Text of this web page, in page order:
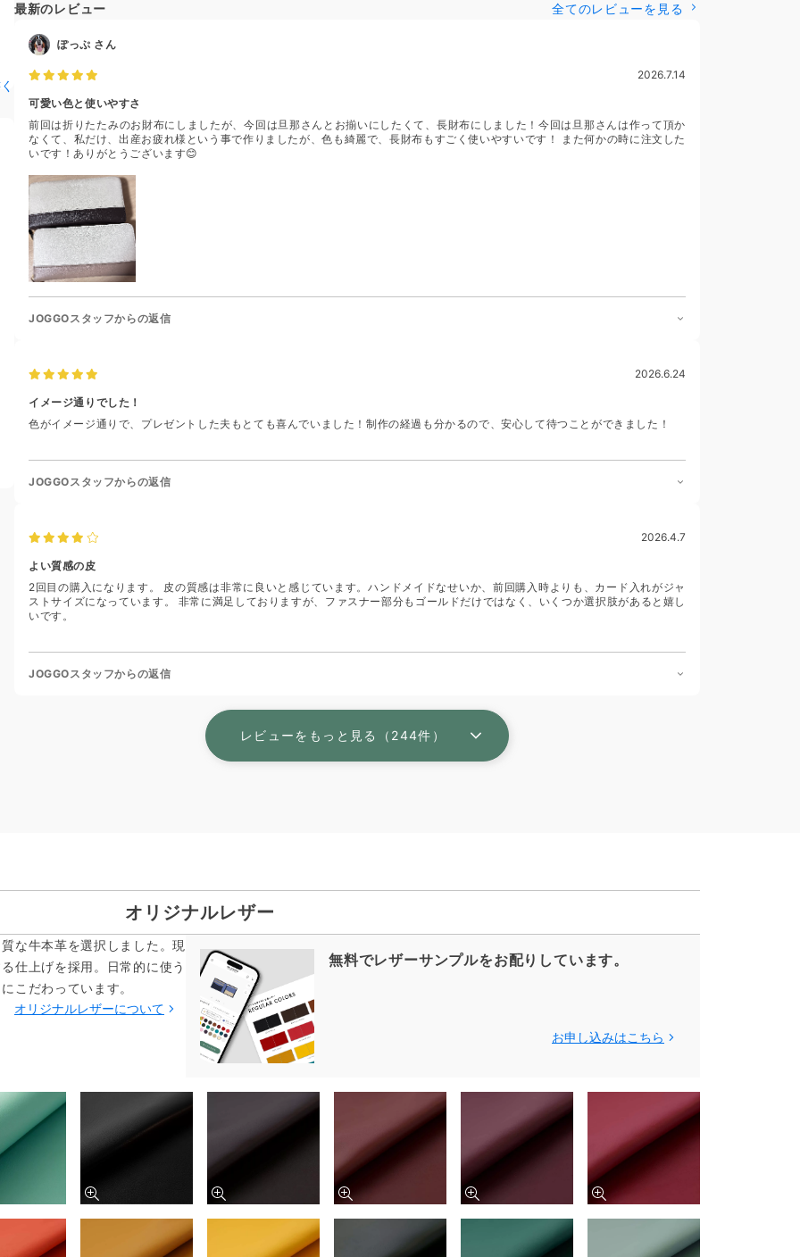
最新のレビュー 全てのレビューを見る
ぽっぷ さん
2026.7.14
可愛い色と使いやすさ
前回は折りたたみのお財布にしましたが、今回は旦那さんとお揃いにしたくて、長財布にしました！今回は旦那さんは作って頂か
なくて、私だけ、出産お疲れ様という事で作りましたが、色も綺麗で、長財布もすごく使いやすいです！ また何かの時に注文した
いです！ありがとうございます😊
JOGGOスタッフからの返信
2026.6.24
イメージ通りでした！
色がイメージ通りで、プレゼントした夫もとても喜んでいました！制作の経過も分かるので、安心して待つことができました！
JOGGOスタッフからの返信
2026.4.7
よい質感の皮
2回目の購入になります。 皮の質感は非常に良いと感じています。ハンドメイドなせいか、前回購入時よりも、カード入れがジャ
ストサイズになっています。 非常に満足しておりますが、ファスナー部分もゴールドだけではなく、いくつか選択肢があると嬉し
いです。
JOGGOスタッフからの返信
レビューをもっと見る（244件）
オリジナルレザー
な牛本革を選択しました。現
仕上げを採用。日常的に使う
こだわっています。
オリジナルレザーについて
無料でレザーサンプルをお配りしています。
お申し込みはこちら